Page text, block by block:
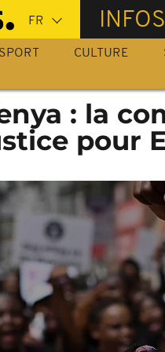
INFOS
SPORT CULTURE
: la
pour